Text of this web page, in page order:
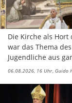
Die Kirche als
war das Thema
Jugendliche aus
06.08.2026, 16 Uhr Guido